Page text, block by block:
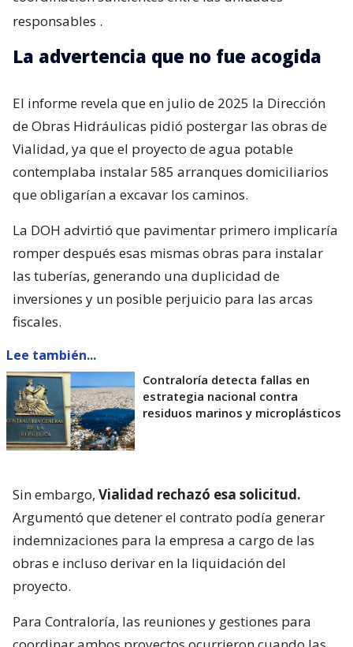
responsables .
La advertencia que no fue acogida
El informe revela que en julio de 2025 la Dirección
de Obras Hidráulicas pidió postergar las obras de
Vialidad, ya que el proyecto de agua potable
contemplaba instalar 585 arranques domiciliarios
que obligarían a excavar los caminos.
La DOH advirtió que pavimentar primero implicaría
romper después esas mismas obras para instalar
las tuberías, generando una duplicidad de
inversiones y un posible perjuicio para las arcas
fiscales.
Lee también...
Contraloría detecta fallas en
estrategia nacional contra
residuos marinos y microplásticos
Sin embargo, Vialidad rechazó esa solicitud.
Argumentó que detener el contrato podía generar
indemnizaciones para la empresa a cargo de las
obras e incluso derivar en la liquidación del
proyecto.
Para Contraloría, las reuniones y gestiones para